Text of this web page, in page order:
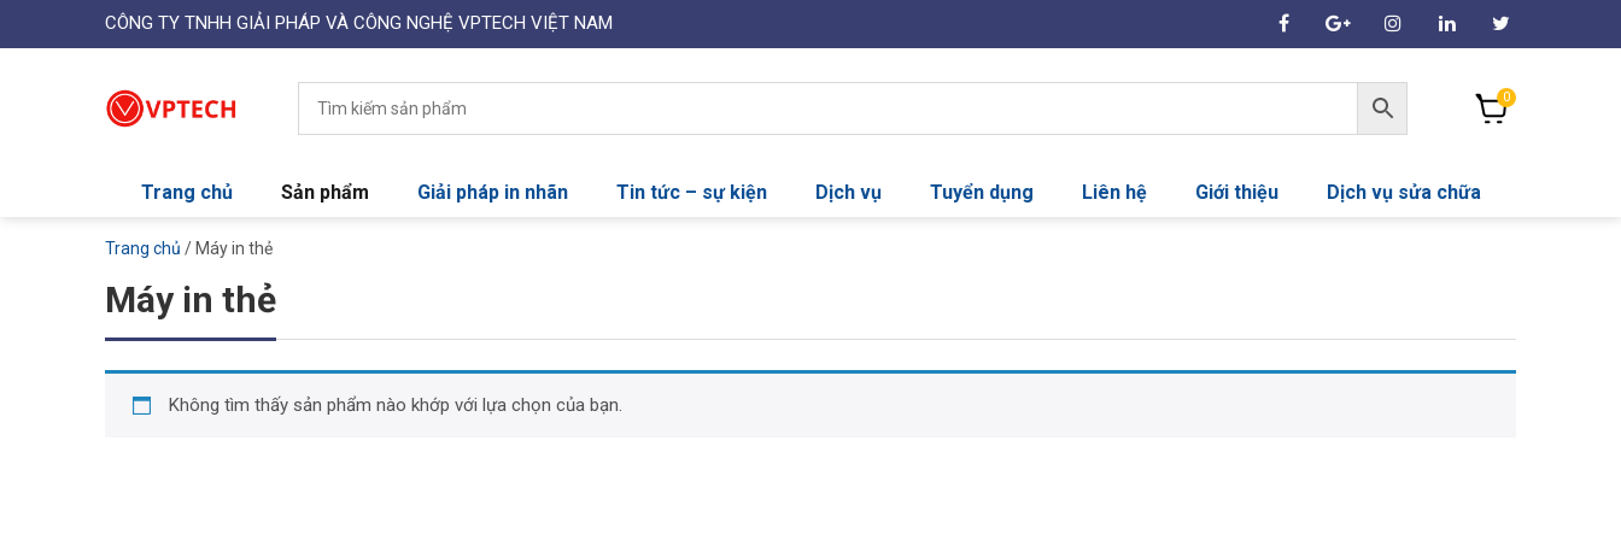
CÔNG TY TNHH GIẢI PHÁP VÀ CÔNG NGHỆ VPTECH VIỆT NAM
0
Trang chủ Sản phẩm Giải pháp in nhãn Tin tức – sự kiện Dịch vụ Tuyển dụng Liên hệ Giới thiệu Dịch vụ sửa chữa
Trang chủ / Máy in thẻ
Máy in thẻ
Không tìm thấy sản phẩm nào khớp với lựa chọn của bạn.